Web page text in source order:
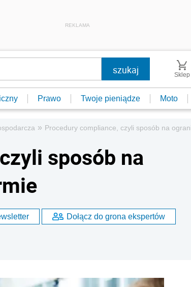
REKLAMA
Sklep
Prawo Twoje pieniądze Moto
» Procedury compliance, czyli sposób na
sposób na
Dołącz do grona ekspertów